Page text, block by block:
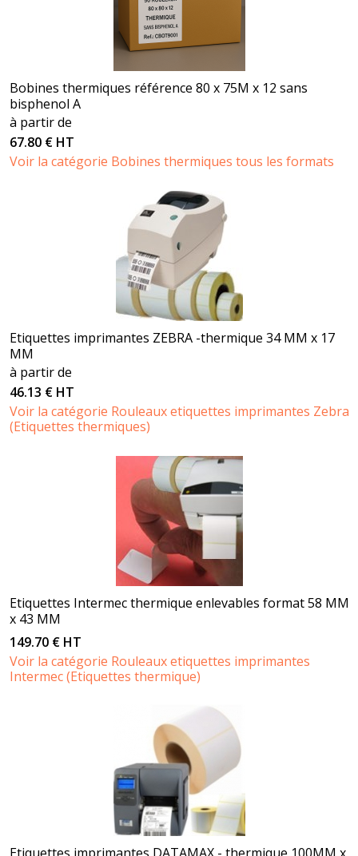
Bobines thermiques référence 80 x 75M x 12 sans
bisphenol A
à partir de
67.80 € HT
Voir la catégorie Bobines thermiques tous les formats
Etiquettes imprimantes ZEBRA -thermique 34 MM x 17
MM
à partir de
46.13 € HT
Voir la catégorie Rouleaux etiquettes imprimantes Zebra
(Etiquettes thermiques)
Etiquettes Intermec thermique enlevables format 58 MM
x 43 MM
149.70 € HT
Voir la catégorie Rouleaux etiquettes imprimantes
Intermec (Etiquettes thermique)